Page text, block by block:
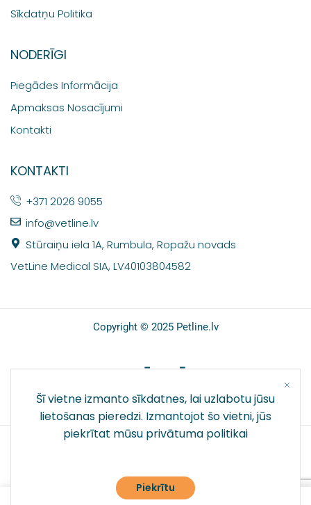
Šī vietne izmanto sīkdatnes, lai uzlabotu jūsu
lietošanas pieredzi. Izmantojot šo vietni, jūs
piekrītat mūsu privātuma politikai
Piekrītu
Sīkdatņu Politika
NODERĪGI
Piegādes Informācija
Apmaksas Nosacījumi
Kontakti
KONTAKTI
+371 2026 9055
info@vetline.lv
Stūraiņu iela 1A, Rumbula, Ropažu novads
VetLine Medical SIA, LV40103804582
Copyright © 2025 Petline.lv
SOCIĀLIE TĪKLI